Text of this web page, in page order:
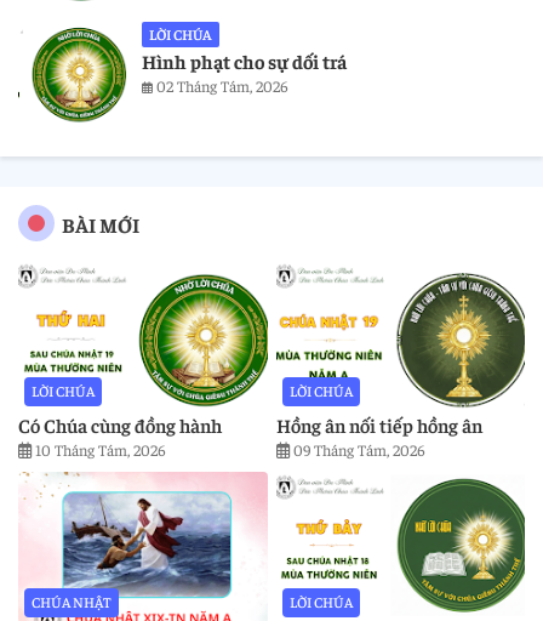
LỜI CHÚA
Hình phạt cho sự dối trá
02 Tháng Tám, 2026
BÀI MỚI
LỜI CHÚA
Có Chúa cùng đồng hành
10 Tháng Tám, 2026
LỜI CHÚA
Hồng ân nối tiếp hồng ân
09 Tháng Tám, 2026
CHÚA NHẬT LỜI CHÚA